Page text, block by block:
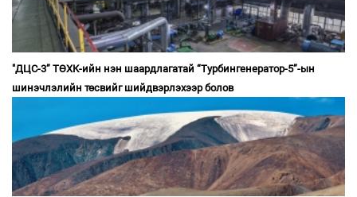
"ДЦС-3” ТӨХК-ийн нэн шаардлагатай “Турбингенератор-5”-ын
шинэчлэлийн төсвийг шийдвэрлэхээр болов